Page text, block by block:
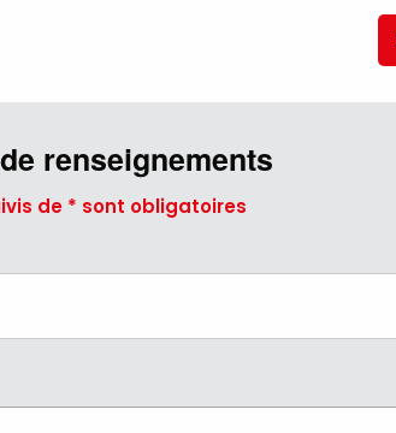
renseignements
de * sont obligatoires